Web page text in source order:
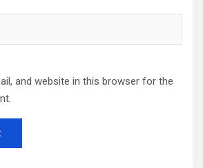
and website in this browser for the